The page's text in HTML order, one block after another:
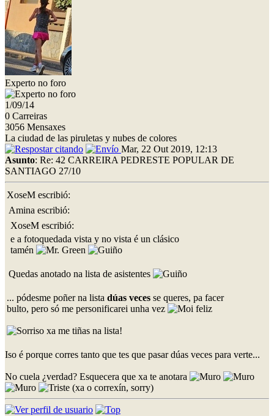
Experto no foro
1/09/14
0 Carreiras
3056 Mensaxes
La ciudad de las piruletas y nubes de colores
Mar, 22 Out 2019, 12:13
Asunto: Re: 42 CARREIRA PEDRESTE POPULAR DE
SANTIAGO 27/10
XoseM escribió:
Amina escribió:
XoseM escribió:
e a fotoquedada vista y no vista é un clásico
tamén
Quedas anotado na lista de asistentes
... pódesme poñer na lista dúas veces se queres, pa facer
bulto, pero só me personificarei unha vez
xa me tiñas na lista!
Iso é porque corres tanto que tes que pasar dúas veces para verte...
No cuela ¿verdad? Esquecera que xa te anotara
(xa o correxín, sorry)